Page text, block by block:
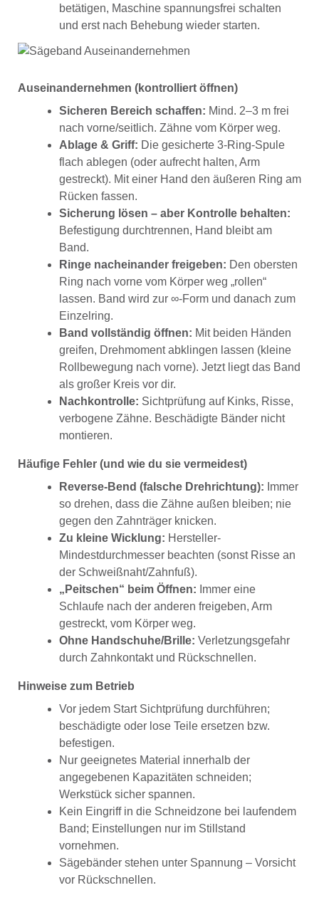
betätigen, Maschine spannungsfrei schalten
und erst nach Behebung wieder starten.
Auseinandernehmen (kontrolliert öffnen)
Sicheren Bereich schaffen: Mind. 2–3 m frei
nach vorne/seitlich. Zähne vom Körper weg.
Ablage & Griff: Die gesicherte 3-Ring-Spule
flach ablegen (oder aufrecht halten, Arm
gestreckt). Mit einer Hand den äußeren Ring am
Rücken fassen.
Sicherung lösen – aber Kontrolle behalten:
Befestigung durchtrennen, Hand bleibt am
Band.
Ringe nacheinander freigeben: Den obersten
Ring nach vorne vom Körper weg „rollen“
lassen. Band wird zur ∞-Form und danach zum
Einzelring.
Band vollständig öffnen: Mit beiden Händen
greifen, Drehmoment abklingen lassen (kleine
Rollbewegung nach vorne). Jetzt liegt das Band
als großer Kreis vor dir.
Nachkontrolle: Sichtprüfung auf Kinks, Risse,
verbogene Zähne. Beschädigte Bänder nicht
montieren.
Häufige Fehler (und wie du sie vermeidest)
Reverse-Bend (falsche Drehrichtung): Immer
so drehen, dass die Zähne außen bleiben; nie
gegen den Zahnträger knicken.
Zu kleine Wicklung: Hersteller-
Mindestdurchmesser beachten (sonst Risse an
der Schweißnaht/Zahnfuß).
„Peitschen“ beim Öffnen: Immer eine
Schlaufe nach der anderen freigeben, Arm
gestreckt, vom Körper weg.
Ohne Handschuhe/Brille: Verletzungsgefahr
durch Zahnkontakt und Rückschnellen.
Hinweise zum Betrieb
Vor jedem Start Sichtprüfung durchführen;
beschädigte oder lose Teile ersetzen bzw.
befestigen.
Nur geeignetes Material innerhalb der
angegebenen Kapazitäten schneiden;
Werkstück sicher spannen.
Kein Eingriff in die Schneidzone bei laufendem
Band; Einstellungen nur im Stillstand
vornehmen.
Sägebänder stehen unter Spannung – Vorsicht
vor Rückschnellen.